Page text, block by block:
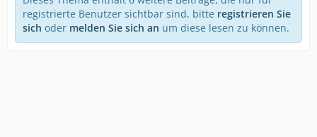
registrierte Benutzer sichtbar sind, bitte registrieren Sie
sich oder melden Sie sich an um diese lesen zu können.